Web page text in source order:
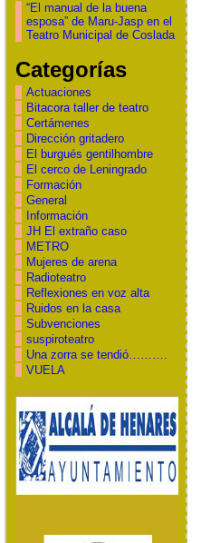
“El manual de la buena
esposa” de Maru-Jasp en el
Teatro Municipal de Coslada
Categorías
Actuaciones
Bitacora taller de teatro
Certámenes
Dirección gritadero
El burgués gentilhombre
El cerco de Leningrado
Formación
General
Información
JH El extraño caso
METRO
Mujeres de arena
Radioteatro
Reflexiones en voz alta
Ruidos en la casa
Subvenciones
suspiroteatro
Una zorra se tendió……….
VUELA